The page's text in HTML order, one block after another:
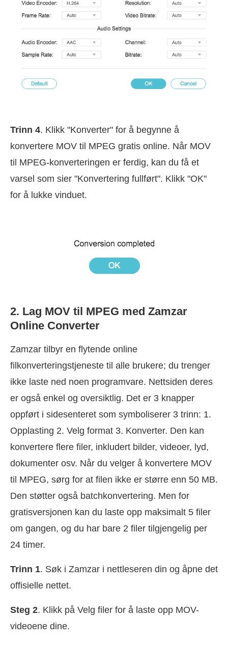
Trinn 4. Klikk "Konverter" for å begynne å
konvertere MOV til MPEG gratis online. Når MOV
til MPEG-konverteringen er ferdig, kan du få et
varsel som sier "Konvertering fullført". Klikk "OK"
for å lukke vinduet.
2. Lag MOV til MPEG med Zamzar
Online Converter
Zamzar tilbyr en flytende online
filkonverteringstjeneste til alle brukere; du trenger
ikke laste ned noen programvare. Nettsiden deres
er også enkel og oversiktlig. Det er 3 knapper
oppført i sidesenteret som symboliserer 3 trinn: 1.
Opplasting 2. Velg format 3. Konverter. Den kan
konvertere flere filer, inkludert bilder, videoer, lyd,
dokumenter osv. Når du velger å konvertere MOV
til MPEG, sørg for at filen ikke er større enn 50 MB.
Den støtter også batchkonvertering. Men for
gratisversjonen kan du laste opp maksimalt 5 filer
om gangen, og du har bare 2 filer tilgjengelig per
24 timer.
Trinn 1. Søk i Zamzar i nettleseren din og åpne det
offisielle nettet.
Steg 2. Klikk på Velg filer for å laste opp MOV-
videoene dine.